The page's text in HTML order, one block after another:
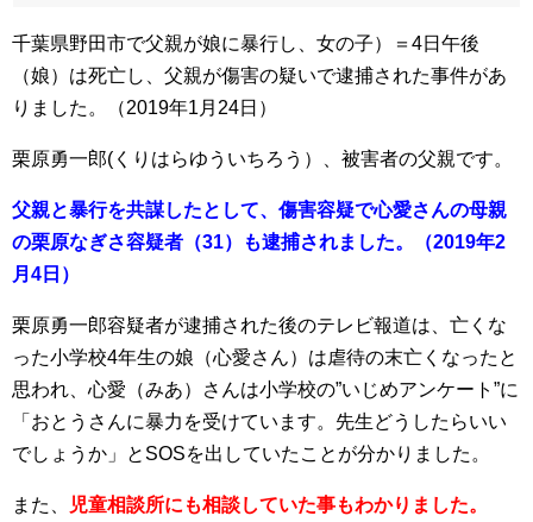
千葉県野田市で父親が娘に暴行し、女の子）＝4日午後
（娘）は死亡し、父親が傷害の疑いで逮捕された事件があ
りました。（2019年1月24日）
栗原勇一郎(くりはらゆういちろう）、被害者の父親です。
父親と暴行を共謀したとして、傷害容疑で心愛さんの母親
の栗原なぎさ容疑者（31）も逮捕されました。（2019年2
月4日）
栗原勇一郎容疑者が逮捕された後のテレビ報道は、亡くな
った小学校4年生の娘（心愛さん）は虐待の末亡くなったと
思われ、心愛（みあ）さんは小学校の”いじめアンケート”に
「おとうさんに暴力を受けています。先生どうしたらいい
でしょうか」とSOSを出していたことが分かりました。
また、 児童相談所にも相談していた事もわかりました。